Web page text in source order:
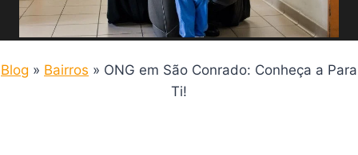
Blog » Bairros » ONG em São Conrado: Conheça a Para
Ti!